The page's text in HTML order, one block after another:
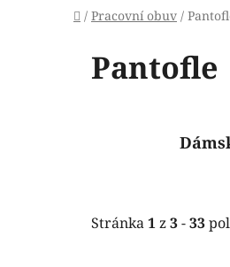
Domů
/ Pracovní obuv /
Pantofle
Stránka1z3-33